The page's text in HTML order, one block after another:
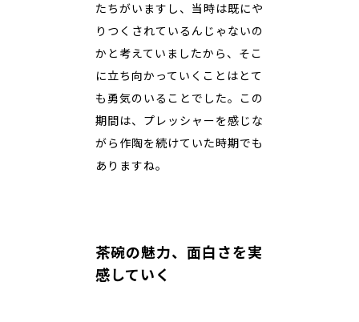
たちがいますし、当時は既にや
りつくされているんじゃないの
かと考えていましたから、そこ
に立ち向かっていくことはとて
も勇気のいることでした。この
期間は、プレッシャーを感じな
がら作陶を続けていた時期でも
ありますね。
茶碗の魅力、面白さを実
感していく